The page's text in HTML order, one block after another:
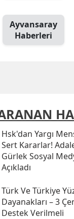
Ayvansaray
Haberleri
Hsk'dan Yargı
Sert Kararlar!
Gürlek Sosyal
Açıkladı
Türk Ve Türkiye
Dayanakları – 3
Destek Verilmeli